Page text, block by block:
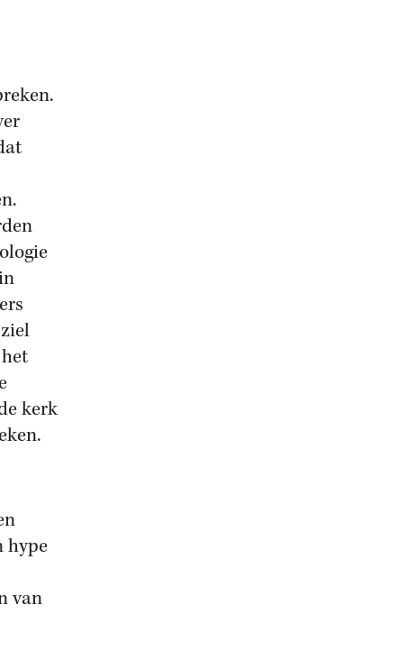
kerk
hype
van